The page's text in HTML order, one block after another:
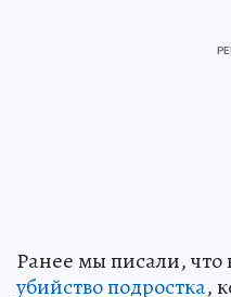
Ранее мы писали, что
убийство подростка,